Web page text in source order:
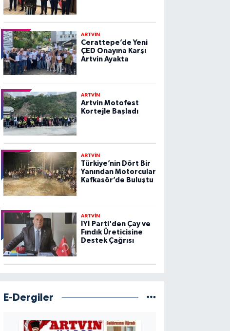
ARTVİN
Cerattepe’de Yeni
ÇED Onayına Karşı
Artvin Ayakta
ARTVİN
Artvin Motofest
Kortejle Başladı
ARTVİN
Türkiye’nin Dört Bir
Yanından Motorcular
Kafkasör’de Buluştu
ARTVİN
İYİ Parti'den Çay ve
Fındık Üreticisine
Destek Çağrısı
E-Dergiler